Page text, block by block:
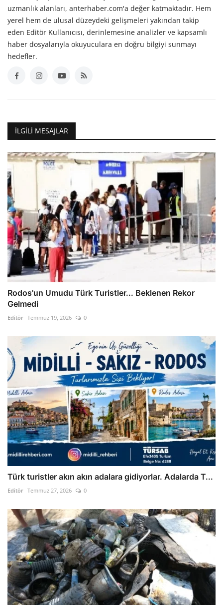
uzmanlık alanları, anterhaber.com'a değer katmaktadır. Hem
yerel hem de ulusal düzeydeki gelişmeleri yakından takip
eden Editör Kullanıcısı, derinlemesine analizler ve kapsamlı
haber dosyalarıyla okuyuculara en doğru bilgiyi sunmayı
hedefler.
İLGILI MESAJLAR
Rodos'un Umudu Türk Turistler... Beklenen Rekor
Gelmedi
Editör Temmuz 19, 2026 0
Türk turistler akın akın adalara gidiyorlar. Adalarda T...
Editör Temmuz 27, 2026 0